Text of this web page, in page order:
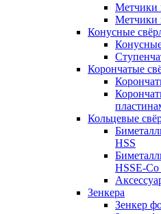
Метчики
Метчики
Конусные
Корончатые
Кольцевые
HSS
HSSE-Co
Зенкера
Зенкер